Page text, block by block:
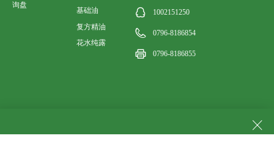
ꁲ
询盘
基础油
复方精油
花水纯露
1002151250
0796-8186854
0796-8186855